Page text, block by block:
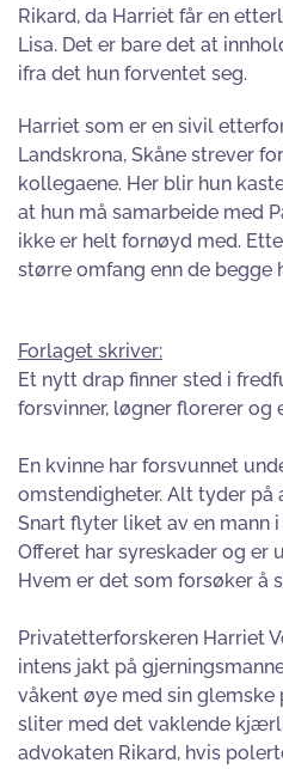
Rikard, da Harriet får en
Lisa. Det er bare det at
ifra det hun forventet seg.
Harriet som er en sivil
Landskrona, Skåne strever
kollegaene. Her blir hun
at hun må samarbeide med
ikke er helt fornøyd med.
større omfang enn de begge
Forlaget skriver:
Et nytt drap finner sted i
forsvinner, løgner florerer og
En kvinne har forsvunnet
omstendigheter. Alt tyder på
Snart flyter liket av en mann
Offeret har syreskader og er
Hvem er det som forsøker å
Privatetterforskeren Harriet
intens jakt på
våkent øye med sin glemske
sliter med det vaklende
advokaten Rikard, hvis